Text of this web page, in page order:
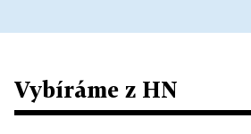
Vybíráme z HN